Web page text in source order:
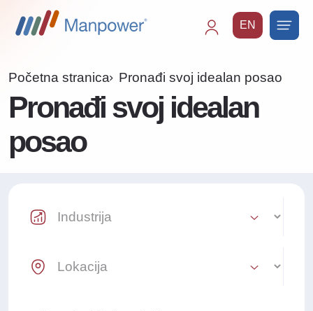
EN
Početna stranica Pronađi svoj idealan posao
Pronađi svoj idealan
posao
Industry Select
Location Select